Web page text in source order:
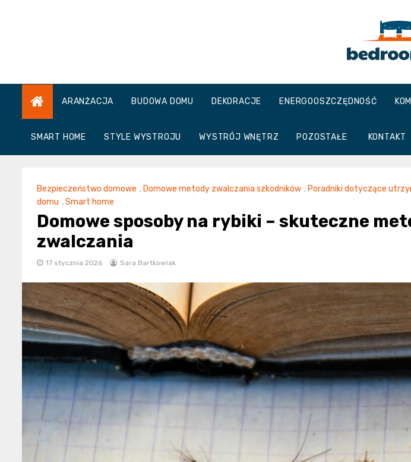
ARANŻACJA BUDOWA DOMU DEKORACJE ENERGOOSZCZĘDNOŚĆ
SMART HOME STYLE WYSTROJU WYSTRÓJ WNĘTRZ POZOSTAŁE KONTAKT
Bezpieczeństwo domowe , Domowe metody zwalczania szkodników , Poradniki dotyczące
domu ,Smart home
Domowe sposoby na rybiki – skuteczne
zwalczania
17 stycznia 2026 Sara Bartkowiak